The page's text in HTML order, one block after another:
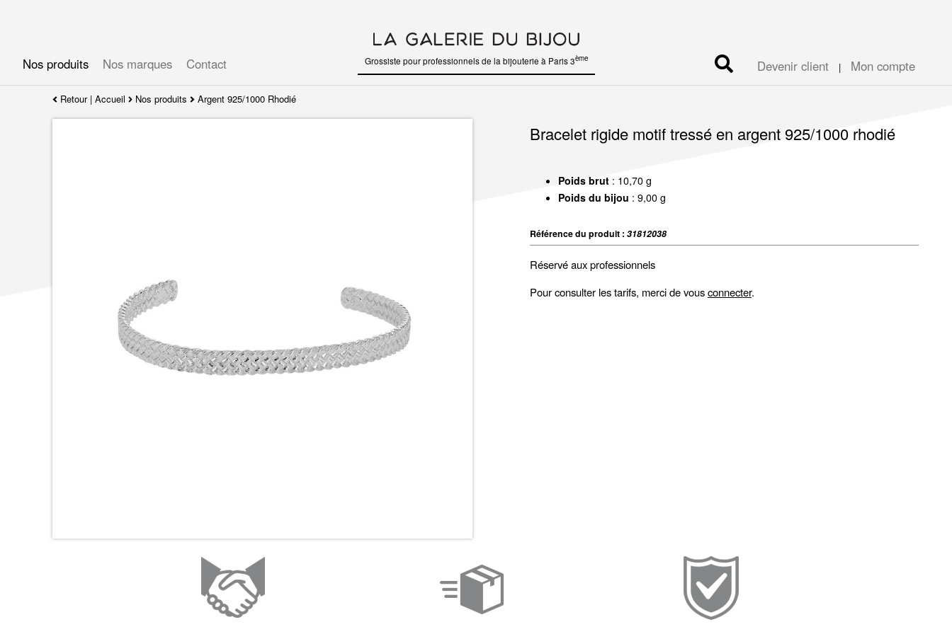
Nos produits Nos marques Contact Devenir client | Mon compte
Grossiste pour professionnels de la bijouterie à Paris 3ème
Retour| Accueil Nos produits Argent 925/1000 Rhodié
Bracelet rigide motif tressé en argent 925/1000 rhodié
Poids brut: 10,70 g
Poids du bijou : 9,00 g
Référence du produit : 31812038
Réservé aux professionnels
Pour consulter les tarifs, merci de vousconnecter.